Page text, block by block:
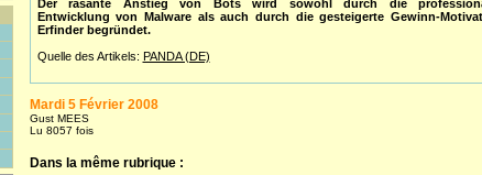
Der rasante Anstieg von Bots wird sowohl durch die
Entwicklung von Malware als auch durch die gesteigerte Gewinn-
Erfinder begründet.
Quelle des Artikels: PANDA (DE)
Mardi 5 Février 2008
Gust MEES
Lu 8057 fois
Dans la même rubrique :